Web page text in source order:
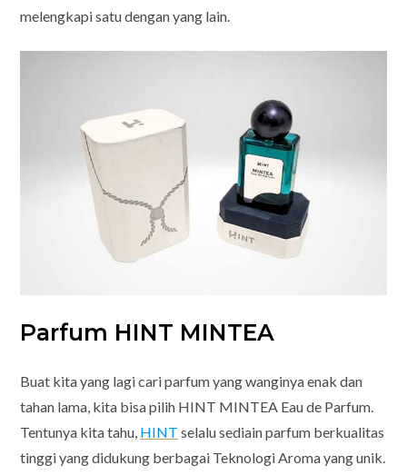
melengkapi satu dengan yang lain.
Parfum HINT MINTEA
Buat kita yang lagi cari parfum yang wanginya enak dan
tahan lama, kita bisa pilih HINT MINTEA Eau de Parfum.
Tentunya kita tahu, HINT selalu sediain parfum berkualitas
tinggi yang didukung berbagai Teknologi Aroma yang unik.